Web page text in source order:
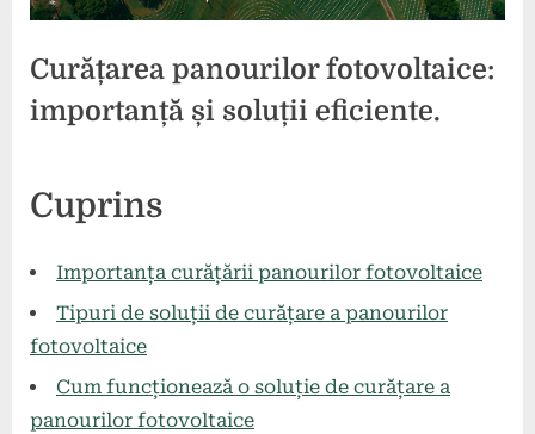
Curățarea panourilor fotovoltaice:
importanță și soluții eficiente.
on
mai
comentariula
panourilor
importanță
și
soluții
eficiente.
Cuprins
Importanța curățării panourilor fotovoltaice
Tipuri de soluții de curățare a panourilor
fotovoltaice
Cum funcționează o soluție de curățare a
panourilor fotovoltaice